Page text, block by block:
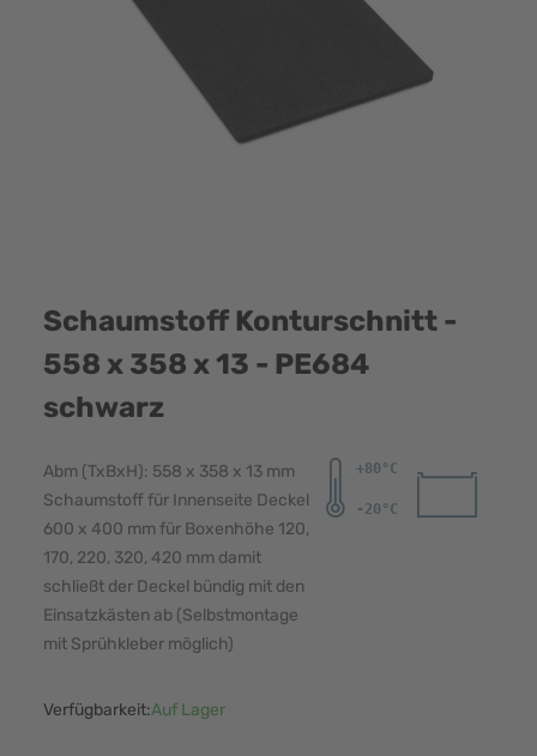
Schaumstoff Konturschnitt -
558 x 358 x 13 - PE684
schwarz
Abm (TxBxH): 558 x 358 x 13 mm
Schaumstoff für Innenseite Deckel
600 x 400 mm für Boxenhöhe 120,
170, 220, 320, 420 mm damit
schließt der Deckel bündig mit den
Einsatzkästen ab (Selbstmontage
mit Sprühkleber möglich)
Verfügbarkeit:Auf Lager